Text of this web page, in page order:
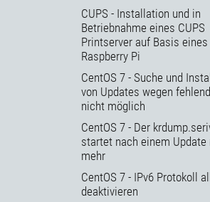
CUPS - Installation und in
Betriebnahme eines CUPS
Printserver auf Basis eines
Raspberry Pi
CentOS 7 - Suche und
von Updates wegen
nicht möglich
CentOS 7 - Der
startet nach einem
mehr
CentOS 7 - IPv6 Protokoll
deaktivieren